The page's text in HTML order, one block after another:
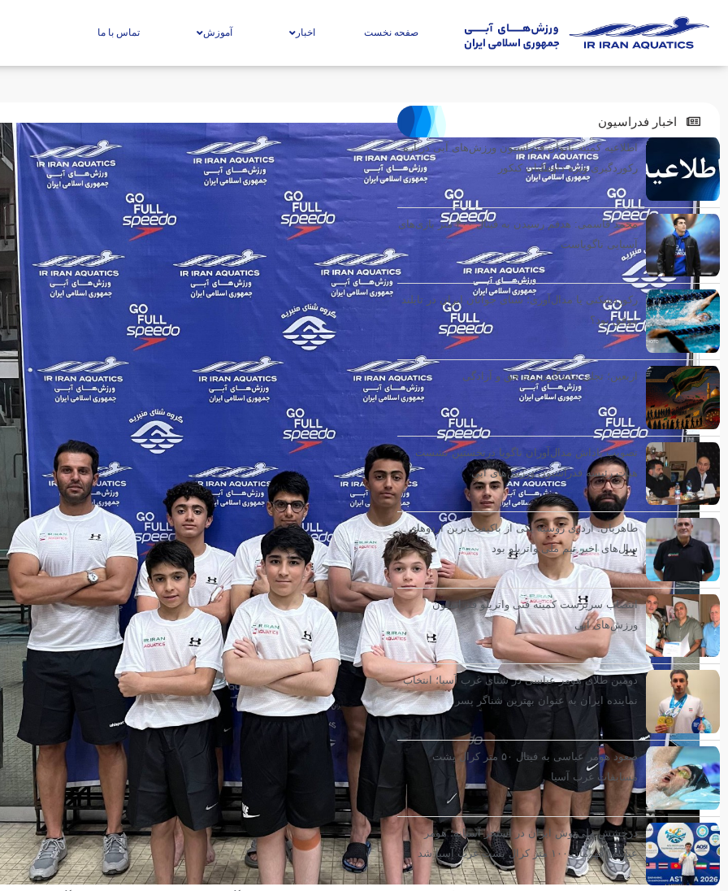
صفحه نخست اخبار آموزش تماس با ما
اخبار فدراسیون
اطلاعیه کمیته بانوان فدراسیون ورزش‌های آبی درباره
رکوردگیری ویژه داوطلبان کنکور
محمد قاسمی: هدفم رسیدن به فینال ۴۰۰ متر بازی‌های
آسیایی ناگویاست
رکوردشکنی یا مدال‌آوری؛ شنای جوانان ایران در تایلند
موفق بود؟
اربعین؛ تجلی ماندگاری راه حق و آزادگی
تصویب پاداش مدال‌آوران ناگویا درنخستین نشست
هیأت رئیسه فدراسیون ورزش‌های آبی
طاهریان: اردوی روسیه یکی از باکیفیت‌ترین اردوهای
سال‌های اخیر تیم ملی واترپلو بود
انتصاب سرپرست کمیته فنی واترپلو فدراسیون
ورزش‌های آبی
دومین طلای هومر عباسی در شنای غرب آسیا؛ انتخاب
نماینده ایران به عنوان بهترین شناگر پسر
صعود هومر عباسی به فینال ۵۰ متر کرال پشت
مسابقات غرب آسیا
درخشش ملی‌پوش ایران در استخر آستانه؛ هومر
عباسی قهرمان ۱۰۰ متر کرال پشت غرب آسیا شد